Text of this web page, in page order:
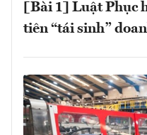
[Bài 1] Luật Phục
tiên “tái sinh”